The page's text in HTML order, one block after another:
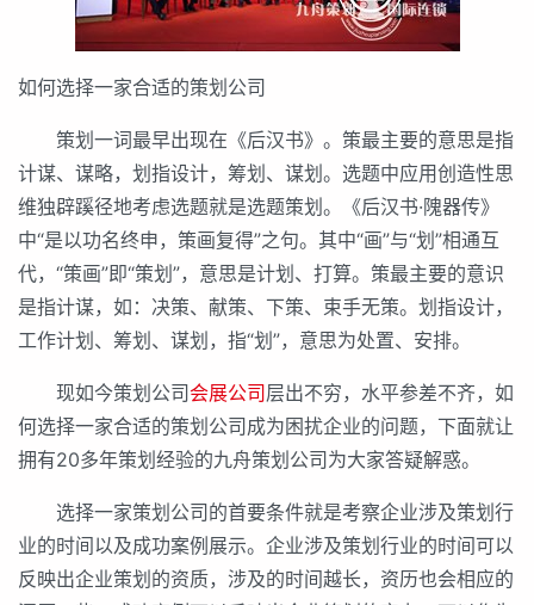
如何选择一家合适的策划公司
策划一词最早出现在《后汉书》。策最主要的意思是指
计谋、谋略，划指设计，筹划、谋划。选题中应用创造性思
维独辟蹊径地考虑选题就是选题策划。《后汉书·隗器传》
中“是以功名终申，策画复得”之句。其中“画”与“划”相通互
代，“策画”即“策划”，意思是计划、打算。策最主要的意识
是指计谋，如：决策、献策、下策、束手无策。划指设计，
工作计划、筹划、谋划，指“划”，意思为处置、安排。
现如今策划公司 会展公司 层出不穷，水平参差不齐，如
何选择一家合适的策划公司成为困扰企业的问题，下面就让
拥有20多年策划经验的九舟策划公司为大家答疑解惑。
选择一家策划公司的首要条件就是考察企业涉及策划行
业的时间以及成功案例展示。企业涉及策划行业的时间可以
反映出企业策划的资质，涉及的时间越长，资历也会相应的